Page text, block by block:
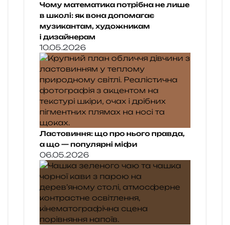
Чому математика потрібна не лише
в школі: як вона допомагає
музикантам, художникам
і дизайнерам
10.05.2026
Ластовиння: що про нього правда,
а що — популярні міфи
06.05.2026